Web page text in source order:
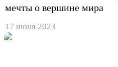
мечты о вершине мира
17 июня 2023